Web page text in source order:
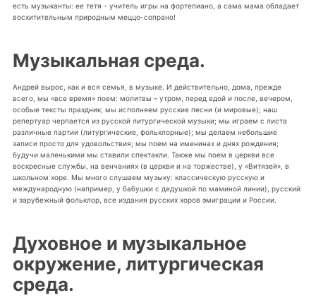
есть музыканты: ее тетя - учитель игры на фортепиано, а сама мама обладает
восхитительным природным меццо-сопрано!
Музыкальная среда.
Андрей вырос, как и вся семья, в музыке. И действительно, дома, прежде
всего, мы «все время» поем: молитвы – утром, перед едой и после, вечером,
особые тексты праздник; мы исполняем русские песни (и мировые); наш
репертуар черпается из русской литургической музыки; мы играем с листа
различные партии (литургические, фольклорные); мы делаем небольшие
записи просто для удовольствия; мы поем на именинах и днях рождения;
будучи маленькими мы ставили спектакли. Также мы поем в церкви все
воскресные службы, на венчаниях (в церкви и на торжестве), у «Витязей», в
школьном хоре. Мы много слушаем музыку: классическую русскую и
международную (например, у бабушки с дедушкой по маминой линии), русский
и зарубежный фольклор, все издания русских хоров эмиграции и России.
Духовное и музыкальное
окружение, литургическая
среда.